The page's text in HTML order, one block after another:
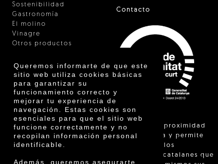
Queremos informarte de que este
sitio web utiliza cookies básicas
para garantizar su
funcionamiento correcto y
mejorar tu experiencia de
navegación. Estas cookies son
esenciales para que el sitio web
funcione correctamente y no
recopilan información personal
identificable.
Además, queremos asegurarte
Sostenibilidad
Gastronomía
El molino
Vinagre
Otros productos
Premios
Innovación
Contacto
"La venta de proximidad
está regulada y permite
identificar a los
agricultores catalanes que